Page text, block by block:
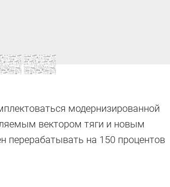
модернизированной
вектором тяги и новым
перерабатывать на 150 процентов